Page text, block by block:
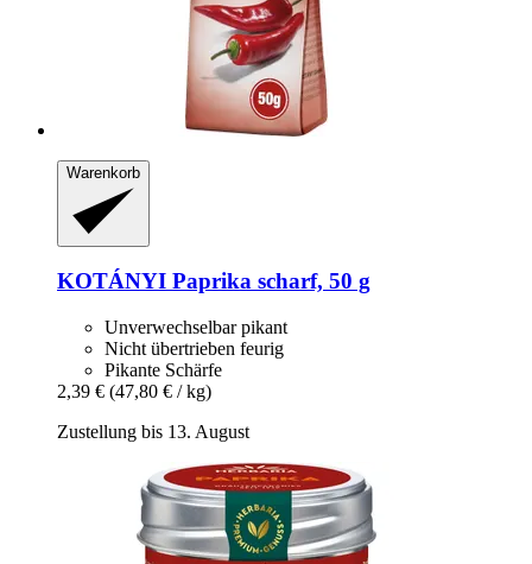
Warenkorb
KOTÁNYI Paprika scharf, 50 g
Unverwechselbar pikant
Nicht übertrieben feurig
Pikante Schärfe
2,39 € (47,80 € / kg)
Zustellung bis 13. August